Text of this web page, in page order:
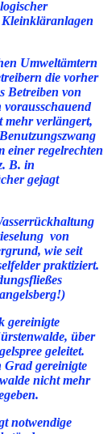
Umweltämtern
die vorher
Betreiben von
verlängert,
einer regelrechten
B. in
gejagt
von
wie seit
praktiziert.
gereinigte
über
geleitet.
Grad gereinigte
nicht mehr
notwendige